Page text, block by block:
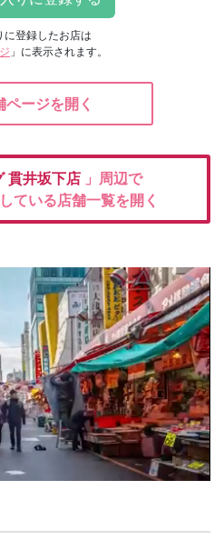
に登録したお店は
」に表示されます。
ページを開く
貫井坂下店 」周辺で
ている店舗一覧を開く